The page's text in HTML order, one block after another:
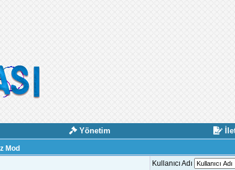
Yönetim
Mod
Kullanıcı Adı